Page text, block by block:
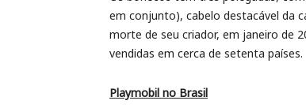
em conjunto), cabelo destacável da
morte de seu criador, em janeiro de
vendidas em cerca de setenta países.
Playmobil no Brasil